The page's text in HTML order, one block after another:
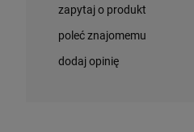
zapytaj o produkt
poleć znajomemu
dodaj opinię